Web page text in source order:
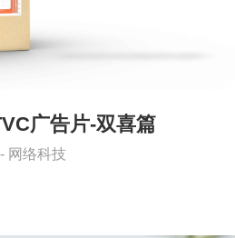
广告片-双喜篇
网络科技